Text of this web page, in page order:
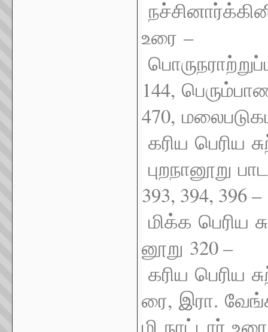
உரை –
144,
470,
கரிய பெரிய
புறநானூறு
393, 394, 396 –
மிக்க பெரிய
னூறு 320 –
கரிய பெரிய
ரை, இரா.
மி நாட்டார் உரை